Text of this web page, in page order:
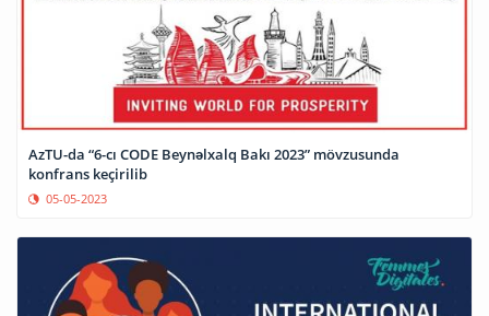
AzTU-da “6-cı CODE Beynəlxalq Bakı 2023” mövzusunda
konfrans keçirilib
05-05-2023